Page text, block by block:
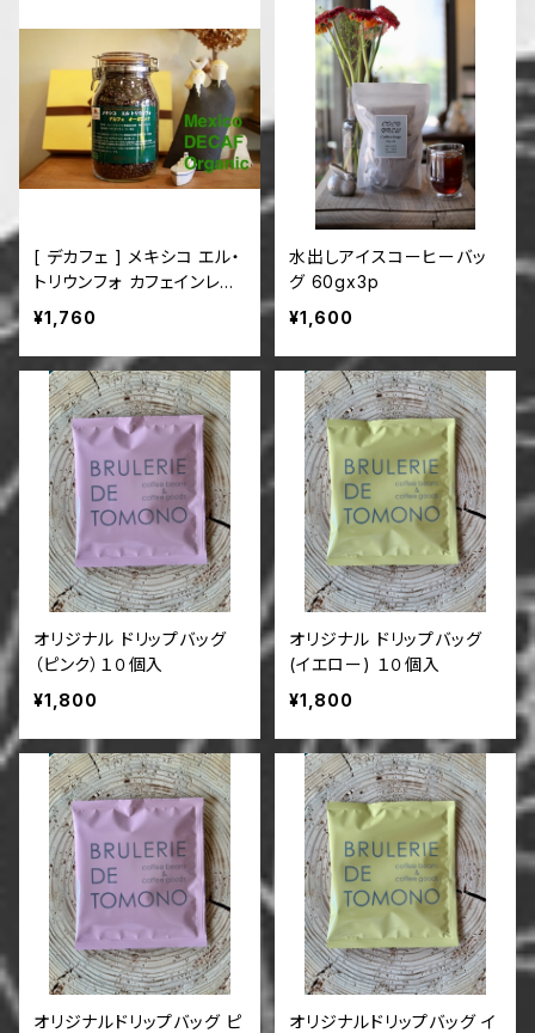
[ デカフェ ] メキシコ エル・
トリウンフォ カフェインレス
オーガニック 200g
¥1,760
水出しアイスコーヒーバッ
グ 60gx3p
¥1,600
オリジナル ドリップバッグ
（ピンク）１０個入
¥1,800
オリジナル ドリップバッグ
(イエロー) １０個入
¥1,800
オリジナルドリップバッグ ピ
オリジナルドリップバッグ イ